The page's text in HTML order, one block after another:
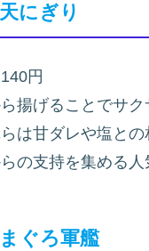
にぎり
円
揚げることでサ
は甘ダレや塩と
の支持を集める人
ぐろ軍艦